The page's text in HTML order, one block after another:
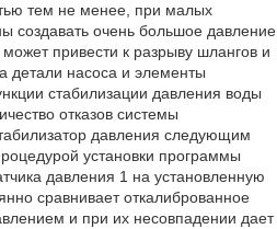
тем не менее, при малых
создавать очень большое давление
привести к разрыву шлангов и
детали насоса и элементы
стабилизации давления воды
отказов системы
давления следующим
установки программы
давления 1 на установленную
сравнивает откалиброванное
и при их несовпадении дает